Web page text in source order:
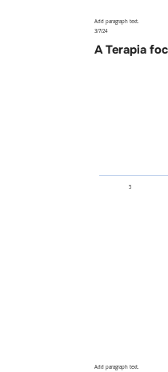
A Terapia
3/7/24
Add paragraph text.
5
Add paragraph text.